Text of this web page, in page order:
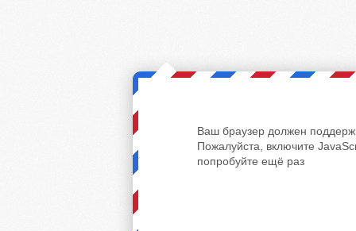
Ваш браузер должен
Пожалуйста, включите
попробуйте ещё раз